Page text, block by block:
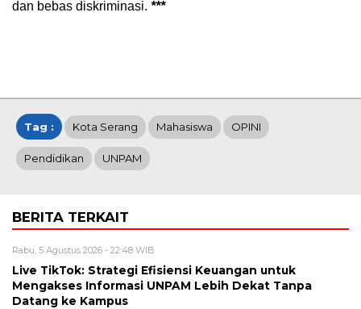
dan bebas diskriminasi. ***
Tag : Kota Serang Mahasiswa OPINI
Pendidikan UNPAM
BERITA TERKAIT
Rabu, 5 Agustus 2026 - 22:48 WIB
Live TikTok: Strategi Efisiensi Keuangan untuk
Mengakses Informasi UNPAM Lebih Dekat Tanpa
Datang ke Kampus